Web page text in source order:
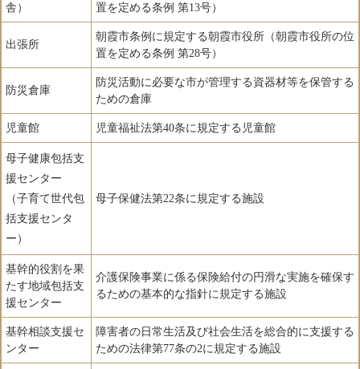
舎）
置を定める条例 第13号）
出張所
朝霞市条例に規定する朝霞市役所（朝霞市役所の位
置を定める条例 第28号）
防災倉庫
防災活動に必要な市が管理する資器材等を保管する
ための倉庫
児童館 児童福祉法第40条に規定する児童館
母子健康包括支
援センター
（子育て世代包
括支援センタ
ー）
母子保健法第22条に規定する施設
基幹的役割を果
たす地域包括支
援センター
介護保険事業に係る保険給付の円滑な実施を確保す
るための基本的な指針に規定する施設
基幹相談支援セ
ンター
障害者の日常生活及び社会生活を総合的に支援する
ための法律第77条の2に規定する施設